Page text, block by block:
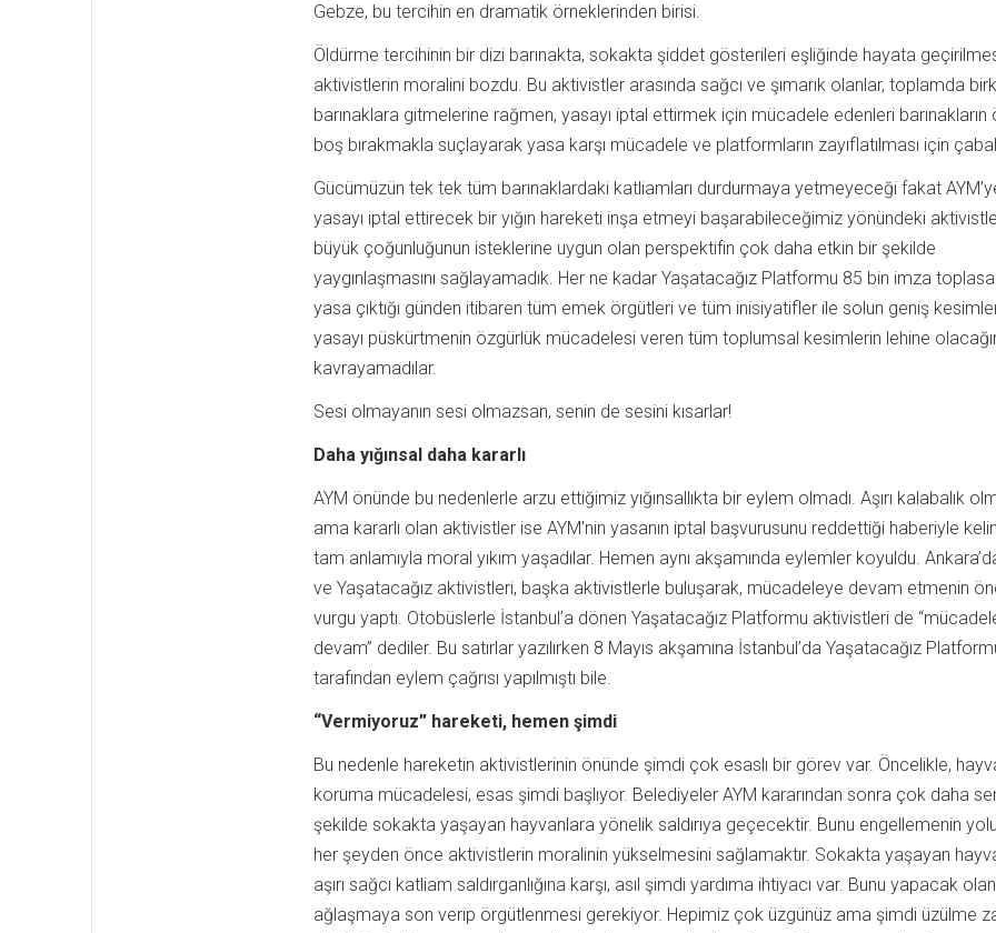
Gebze, bu tercihin en dramatik örneklerinden birisi.
Öldürme tercihinin bir dizi barınakta, sokakta şiddet gösterileri eşliğinde hayata
aktivistlerin moralini bozdu. Bu aktivistler arasında sağcı ve şımarık olanlar, toplamda
barınaklara gitmelerine rağmen, yasayı iptal ettirmek için mücadele edenleri barınakların
boş bırakmakla suçlayarak yasa karşı mücadele ve platformların zayıflatılması için
Gücümüzün tek tek tüm barınaklardaki katliamları durdurmaya yetmeyeceği fakat
yasayı iptal ettirecek bir yığın hareketi inşa etmeyi başarabileceğimiz yönündeki
büyük çoğunluğunun isteklerine uygun olan perspektifin çok daha etkin bir şekilde
yaygınlaşmasını sağlayamadık. Her ne kadar Yaşatacağız Platformu 85 bin imza
yasa çıktığı günden itibaren tüm emek örgütleri ve tüm inisiyatifler ile solun geniş
yasayı püskürtmenin özgürlük mücadelesi veren tüm toplumsal kesimlerin lehine
kavrayamadılar.
Sesi olmayanın sesi olmazsan, senin de sesini kısarlar!
Daha yığınsal daha kararlı
AYM önünde bu nedenlerle arzu ettiğimiz yığınsallıkta bir eylem olmadı. Aşırı kalabalık
ama kararlı olan aktivistler ise AYM’nin yasanın iptal başvurusunu reddettiği haberiyle
tam anlamıyla moral yıkım yaşadılar. Hemen aynı akşamında eylemler koyuldu.
ve Yaşatacağız aktivistleri, başka aktivistlerle buluşarak, mücadeleye devam etmenin
vurgu yaptı. Otobüslerle İstanbul’a dönen Yaşatacağız Platformu aktivistleri de
devam” dediler. Bu satırlar yazılırken 8 Mayıs akşamına İstanbul’da Yaşatacağız
tarafından eylem çağrısı yapılmıştı bile.
“Vermiyoruz” hareketi, hemen şimdi
Bu nedenle hareketin aktivistlerinin önünde şimdi çok esaslı bir görev var. Öncelikle,
koruma mücadelesi, esas şimdi başlıyor. Belediyeler AYM kararından sonra çok daha
şekilde sokakta yaşayan hayvanlara yönelik saldırıya geçecektir. Bunu engellemenin
her şeyden önce aktivistlerin moralinin yükselmesini sağlamaktır. Sokakta yaşayan
aşırı sağcı katliam saldırganlığına karşı, asıl şimdi yardıma ihtiyacı var. Bunu yapacak
ağlaşmaya son verip örgütlenmesi gerekiyor. Hepimiz çok üzgünüz ama şimdi üzülme